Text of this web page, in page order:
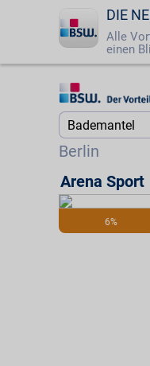
DIE
Alle
einen
Startseite
☎ 0800 - 279 25
Berlin
Startseite
6%
Arena Sport